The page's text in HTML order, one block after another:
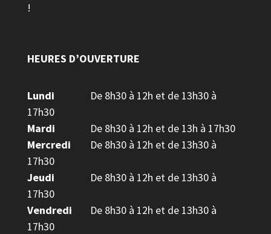
!
HEURES D’OUVERTURE
Lundi
De 8h30 à 12h et de 13h30 à
17h30
Mardi
De 8h30 à 12h et de 13h à 17h30
Mercredi
De 8h30 à 12h et de 13h30 à
17h30
Jeudi
De 8h30 à 12h et de 13h30 à
17h30
Vendredi
De 8h30 à 12h et de 13h30 à
17h30